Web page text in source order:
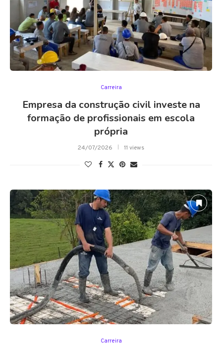
Carreira
Empresa da construção civil investe na
formação de profissionais em escola
própria
24/07/2026 11 views
Carreira